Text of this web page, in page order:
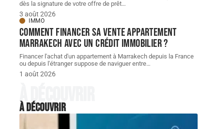
dès la signature de votre offre de prêt…
3 août 2026
IMMO
Comment financer sa vente appartement
Marrakech avec un crédit immobilier ?
Financer l'achat d'un appartement à Marrakech depuis la France
ou depuis l'étranger suppose de naviguer entre…
1 août 2026
À découvrir
À découvrir